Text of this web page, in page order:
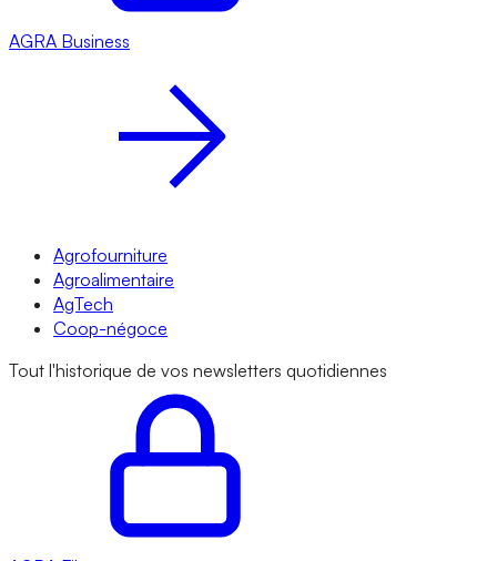
AGRA Business
Agrofourniture
Agroalimentaire
AgTech
Coop-négoce
Tout l'historique de vos newsletters quotidiennes